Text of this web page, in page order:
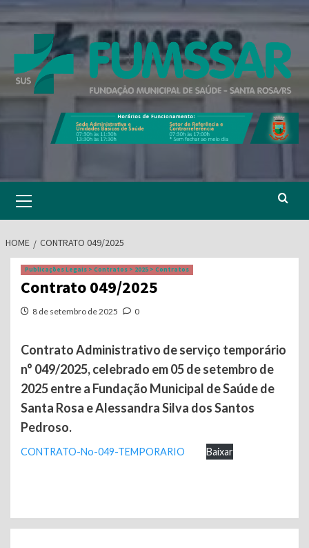
to
Menu
HOME CONTRATO 049/2025
Publicações Legais > Contratos > 2025 > Contratos
Contrato 049/2025
8 de setembro de 2025 0
Contrato Administrativo de serviço temporário
n° 049/2025, celebrado em 05 de setembro de
2025 entre a Fundação Municipal de Saúde de
Santa Rosa e Alessandra Silva dos Santos
Pedroso.
CONTRATO-No-049-TEMPORARIO Baixar
Continue
Reading